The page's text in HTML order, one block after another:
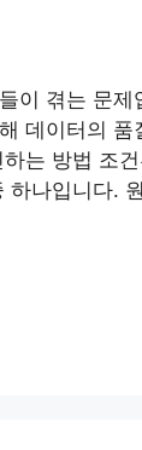
이 겪는 문
데이터의
는 방법 조
나입니다.